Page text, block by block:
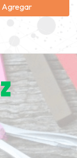
Agregar